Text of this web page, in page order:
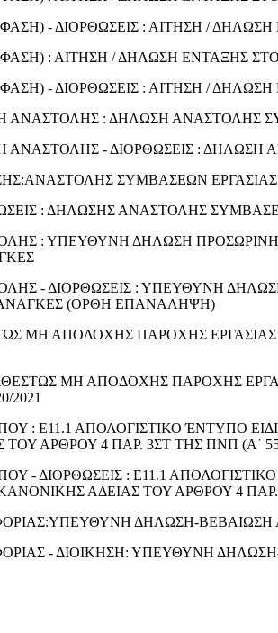
ΦΑΣΗ) - ΔΙΟΡΘΩΣΕΙΣ : ΑΙΤΗΣΗ /
ΦΑΣΗ) : ΑΙΤΗΣΗ / ΔΗΛΩΣΗ ΕΝΤΑΞΗΣ
ΦΑΣΗ) - ΔΙΟΡΘΩΣΕΙΣ : ΑΙΤΗΣΗ /
ΑΝΑΣΤΟΛΗΣ : ΔΗΛΩΣΗ ΑΝΑΣΤΟΛΗΣ
ΑΝΑΣΤΟΛΗΣ - ΔΙΟΡΘΩΣΕΙΣ : ΔΗΛΩΣΗ
ΣΥΜΒΑΣΕΩΝ ΕΡΓΑΣΙΑΣ
: ΔΗΛΩΣΗΣ ΑΝΑΣΤΟΛΗΣ
: ΥΠΕΥΘΥΝΗ ΔΗΛΩΣΗ
- ΔΙΟΡΘΩΣΕΙΣ : ΥΠΕΥΘΥΝΗ
(ΟΡΘΗ ΕΠΑΝΑΛΗΨΗ)
ΜΗ ΑΠΟΔΟΧΗΣ ΠΑΡΟΧΗΣ
ΜΗ ΑΠΟΔΟΧΗΣ ΠΑΡΟΧΗΣ
2021
: Ε11.1 ΑΠΟΛΟΓΙΣΤΙΚΟ ΈΝΤΥΠΟ
ΑΡΘΡΟΥ 4 ΠΑΡ. 3ΣΤ ΤΗΣ ΠΝΠ (Α΄ 55/
- ΔΙΟΡΘΩΣΕΙΣ : Ε11.1
ΑΔΕΙΑΣ ΤΟΥ ΑΡΘΡΟΥ 4
ΔΗΛΩΣΗ-ΒΕΒΑΙΩΣΗ
- ΔΙΟΙΚΗΣΗ: ΥΠΕΥΘΥΝΗ